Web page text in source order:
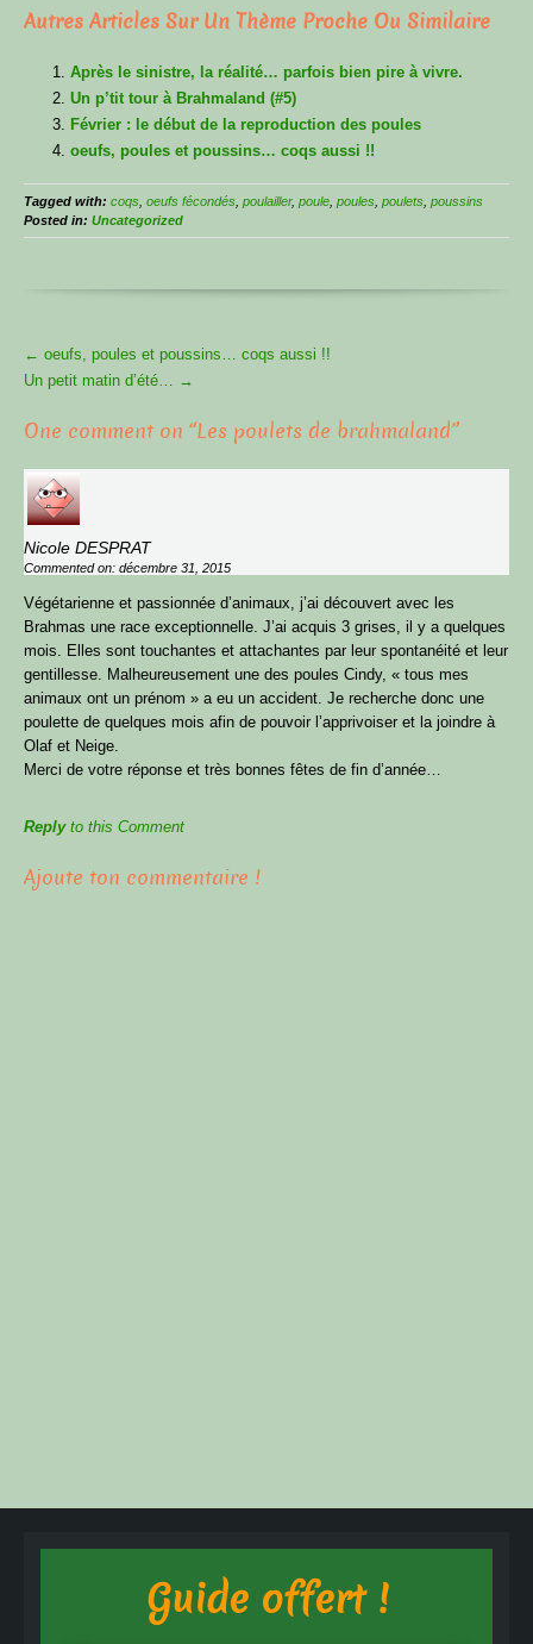
Autres Articles Sur Un Thème Proche Ou Similaire
Après le sinistre, la réalité… parfois bien pire à vivre.
Un p’tit tour à Brahmaland (#5)
Février : le début de la reproduction des poules
oeufs, poules et poussins… coqs aussi !!
Tagged with: coqs oeufs fécondés poulailler, poule poules poulets poussins
Posted in: Uncategorized
More
Articles
← oeufs, poules et poussins… coqs aussi !!
Un petit matin d’été… →
One comment on “Les poulets de brahmaland”
Nicole DESPRAT
Commented on: décembre 31, 2015
Végétarienne et passionnée d’animaux, j’ai découvert avec les
Brahmas une race exceptionnelle. J’ai acquis 3 grises, il y a quelques
mois. Elles sont touchantes et attachantes par leur spontanéité et leur
gentillesse. Malheureusement une des poules Cindy, « tous mes
animaux ont un prénom » a eu un accident. Je recherche donc une
poulette de quelques mois afin de pouvoir l’apprivoiser et la joindre à
Olaf et Neige.
Merci de votre réponse et très bonnes fêtes de fin d’année…
Replyto this Comment
Ajoute ton commentaire !
Guide offert !